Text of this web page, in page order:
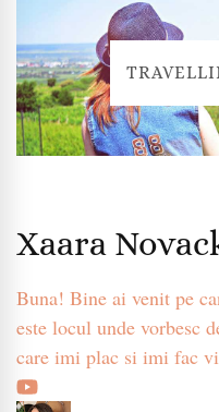
Xaara
Buna! Bine ai venit pe
este locul unde vorbesc
care imi plac si imi fac